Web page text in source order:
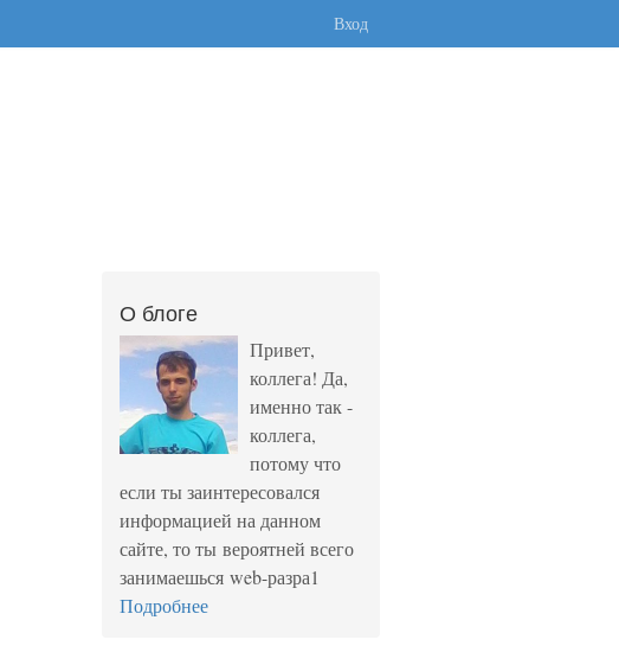
Вход
О блоге
Привет,
коллега! Да,
именно так -
коллега,
потому что
если ты заинтересовался
информацией на данном
сайте, то ты вероятней всего
занимаешься web-разра1
Подробнее